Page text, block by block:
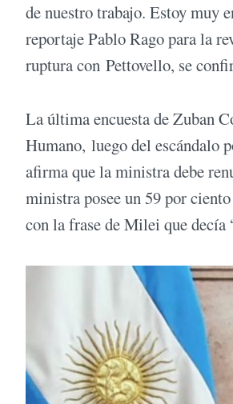
de nuestro trabajo. Estoy muy
reportaje Pablo Rago para la
ruptura con Pettovello, se
La última encuesta de Zuban
Humano, luego del escándalo
afirma que la ministra debe
ministra posee un 59 por
con la frase de Milei que